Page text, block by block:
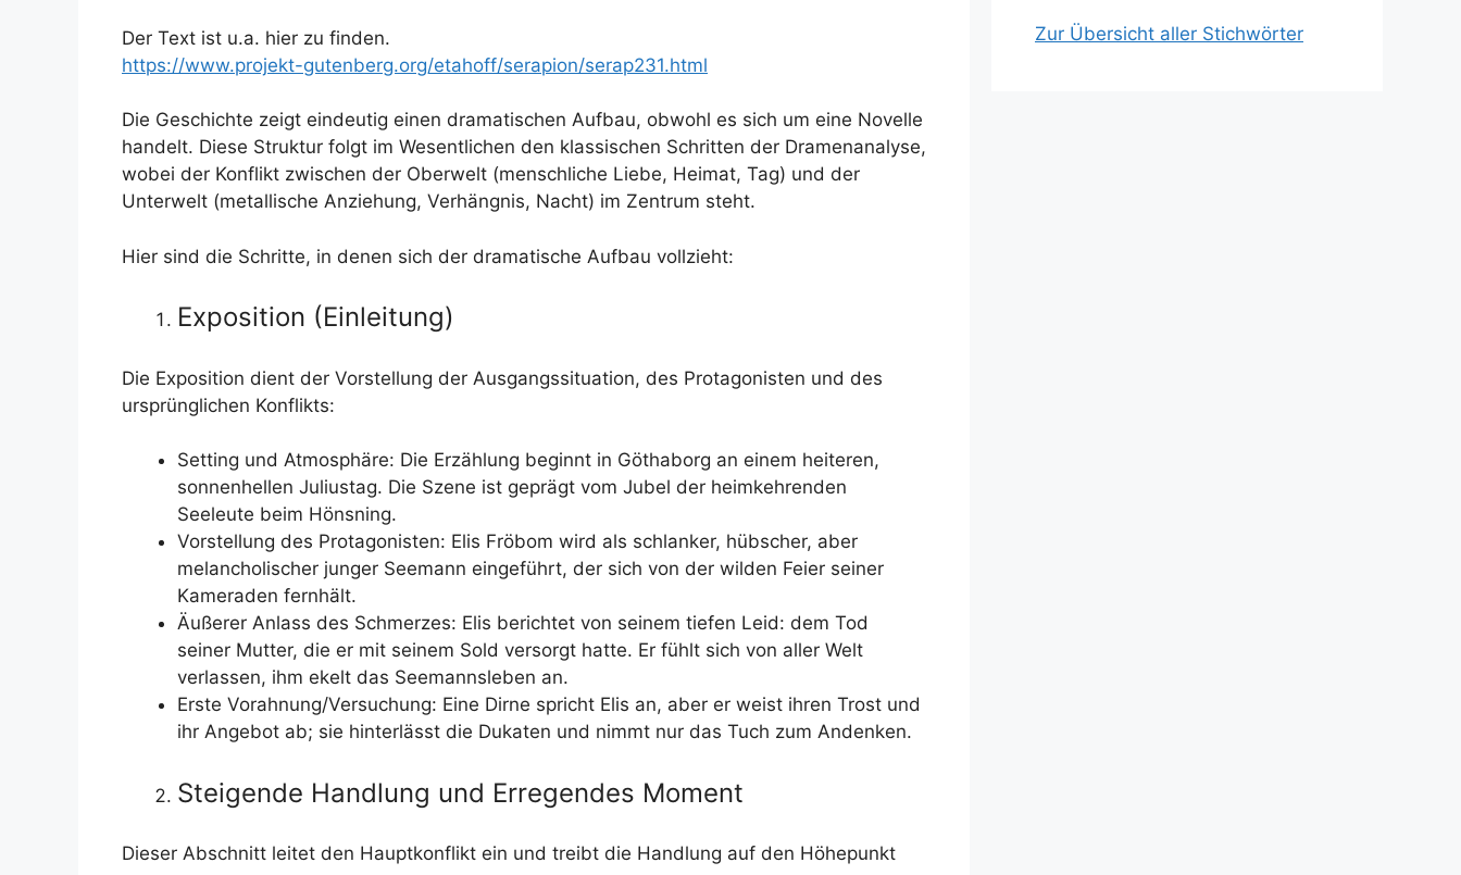
Der Text ist u.a. hier zu finden.
https://www.projekt-gutenberg.org/etahoff/serapion/serap231.html
Die Geschichte zeigt eindeutig einen dramatischen Aufbau, obwohl es sich um eine Novelle
handelt. Diese Struktur folgt im Wesentlichen den klassischen Schritten der Dramenanalyse,
wobei der Konflikt zwischen der Oberwelt (menschliche Liebe, Heimat, Tag) und der
Unterwelt (metallische Anziehung, Verhängnis, Nacht) im Zentrum steht.
Hier sind die Schritte, in denen sich der dramatische Aufbau vollzieht:
Exposition (Einleitung)
Die Exposition dient der Vorstellung der Ausgangssituation, des Protagonisten und des
ursprünglichen Konflikts:
Setting und Atmosphäre: Die Erzählung beginnt in Göthaborg an einem heiteren,
sonnenhellen Juliustag. Die Szene ist geprägt vom Jubel der heimkehrenden
Seeleute beim Hönsning.
Vorstellung des Protagonisten: Elis Fröbom wird als schlanker, hübscher, aber
melancholischer junger Seemann eingeführt, der sich von der wilden Feier seiner
Kameraden fernhält.
Äußerer Anlass des Schmerzes: Elis berichtet von seinem tiefen Leid: dem Tod
seiner Mutter, die er mit seinem Sold versorgt hatte. Er fühlt sich von aller Welt
verlassen, ihm ekelt das Seemannsleben an.
Erste Vorahnung/Versuchung: Eine Dirne spricht Elis an, aber er weist ihren Trost und
ihr Angebot ab; sie hinterlässt die Dukaten und nimmt nur das Tuch zum Andenken.
Steigende Handlung und Erregendes Moment
Dieser Abschnitt leitet den Hauptkonflikt ein und treibt die Handlung auf den Höhepunkt
Zur Übersicht aller Stichwörter